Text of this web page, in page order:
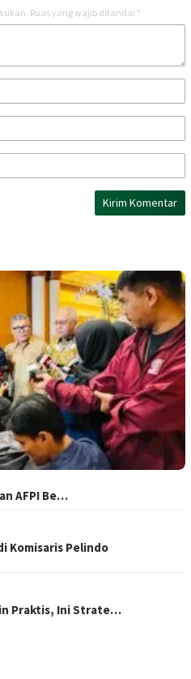
Ruas yang wajib ditandai *
AFPI Be…
Komisaris Pelindo
Praktis, Ini Strate…